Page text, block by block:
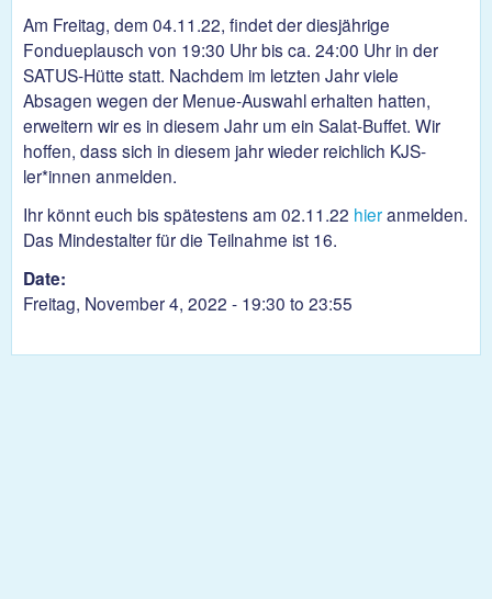
Am Freitag, dem 04.11.22, findet der diesjährige
Fondueplausch von 19:30 Uhr bis ca. 24:00 Uhr in der
SATUS-Hütte statt. Nachdem im letzten Jahr viele
Absagen wegen der Menue-Auswahl erhalten hatten,
erweitern wir es in diesem Jahr um ein Salat-Buffet. Wir
hoffen, dass sich in diesem jahr wieder reichlich KJS-
ler*innen anmelden.
Ihr könnt euch bis spätestens am 02.11.22 hieranmelden.
Das Mindestalter für die Teilnahme ist 16.
Date:
Freitag, November 4, 2022 - 19:30 to 23:55